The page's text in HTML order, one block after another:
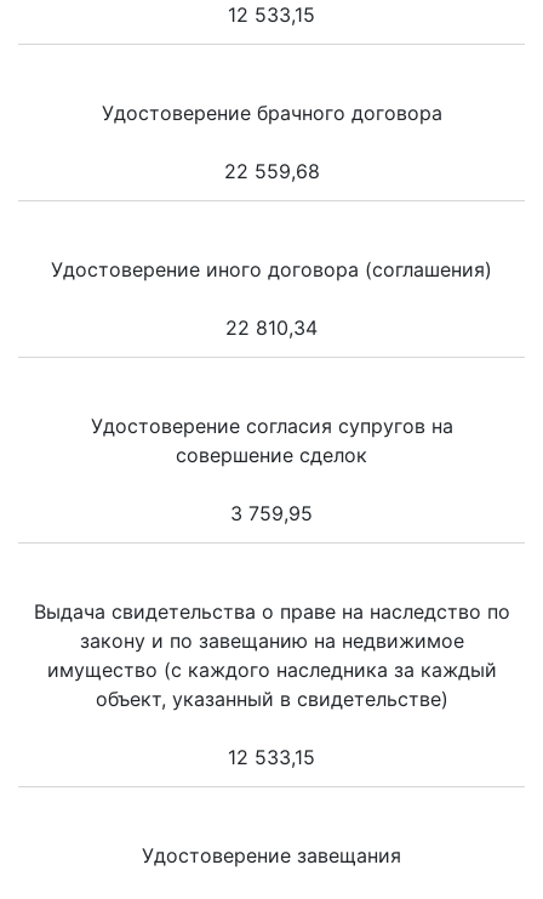
12 533,15
Удостоверение брачного договора
22 559,68
Удостоверение иного договора (соглашения)
22 810,34
Удостоверение согласия супругов на
совершение сделок
3 759,95
Выдача свидетельства о праве на наследство по
закону и по завещанию на недвижимое
имущество (с каждого наследника за каждый
объект, указанный в свидетельстве)
12 533,15
Удостоверение завещания